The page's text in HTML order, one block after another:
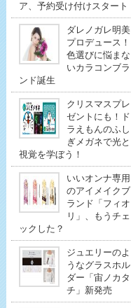
ア、予約受け付けスタート
ダレノガレ明美
プロデュース！
色選びに悩まな
いカラコンブラ
ンド誕生
クリスマスプレ
ゼントにも！ド
ラえもんのふし
ぎメガネで光と
視覚を学ぼう！
いいオンナ専用
のアイメイクブ
ランド「フィオ
リ」、もうチェ
ックした？
ジュエリーのよ
うなグラスホル
ダー「宙ノカタ
チ」新発売